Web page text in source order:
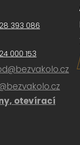
393 086
000 153
otevírací